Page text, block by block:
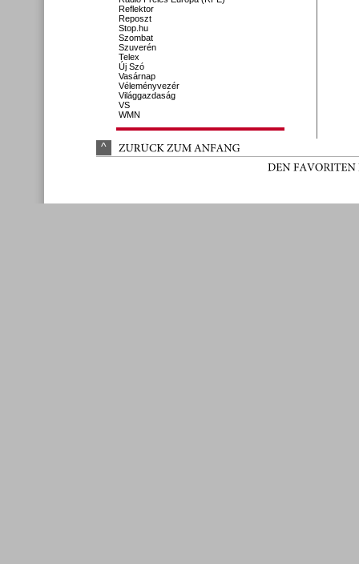
Reflektor
Reposzt
Stop.hu
Szombat
Szuverén
Telex
Új Szó
Vasárnap
Véleményvezér
Világgazdaság
VS
WMN
^ ZURÜCK ZUM ANFANG
DEN FAVORITEN